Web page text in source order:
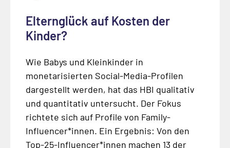
Elternglück auf Kosten der
Kinder?
Wie Babys und Kleinkinder in
monetarisierten Social-Media-Profilen
dargestellt werden, hat das HBI qualitativ
und quantitativ untersucht. Der Fokus
richtete sich auf Profile von Family-
Influencer*innen. Ein Ergebnis: Von den
Top-25-Influencer*innen machen 13 der